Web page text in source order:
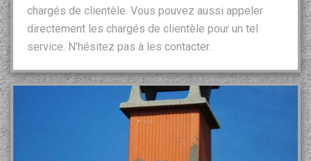
chargés de clientèle. Vous pouvez aussi appeler
directement les chargés de clientèle pour un tel
service. N’hésitez pas à les contacter.